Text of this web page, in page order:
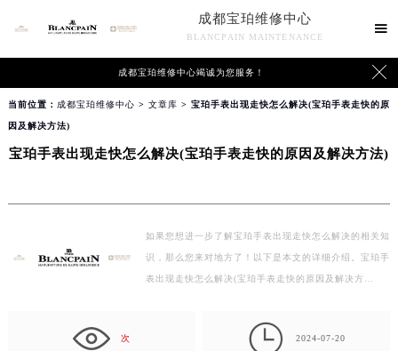
成都宝珀维修中心
BLANCPAIN MAINTENANCE

成都宝珀维修中心竭诚为您服务！ 
当前位置： 成都宝珀维修中心 > 文章库 > 宝珀手表出现走快怎么解决(宝珀手表走快的原
因及解决方法)
宝珀手表出现走快怎么解决(宝珀手表走快的原因及解决方法)
如果您想进一步了解宝珀手表出现走快怎么解决的相关知
识，那么您来对地方了！以下是本文的详细介绍。宝珀手
表出现走快怎么解决(宝珀手表走快的原因及解决方…
次  2024-07-20